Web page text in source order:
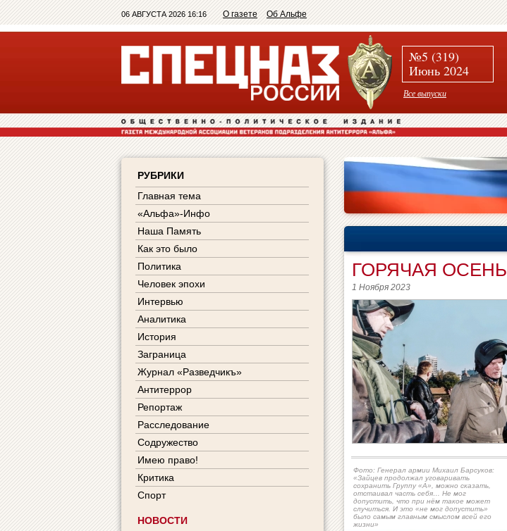
06 АВГУСТА 2026 16:16 О газете Об Альфе
№5 (319)
Июнь 2024
Все выпуски
РУБРИКИ
Главная тема
«Альфа»-Инфо
Наша Память
Как это было
Политика
Человек эпохи
Интервью
Аналитика
История
Заграница
Журнал «Разведчикъ»
Антитеррор
Репортаж
Расследование
Содружество
Имею право!
Критика
Спорт
НОВОСТИ
ГОРЯЧАЯ ОСЕНЬ
1 Ноября 2023
Фото: Генерал армии Михаил Барсуков:
«Зайцев продолжал уговаривать
сохранить Группу «А», можно сказать,
отстаивал часть себя… Не мог
допустить, что при нём такое может
случиться. И это «не мог допустить»
было самым главным смыслом всей его
жизни»